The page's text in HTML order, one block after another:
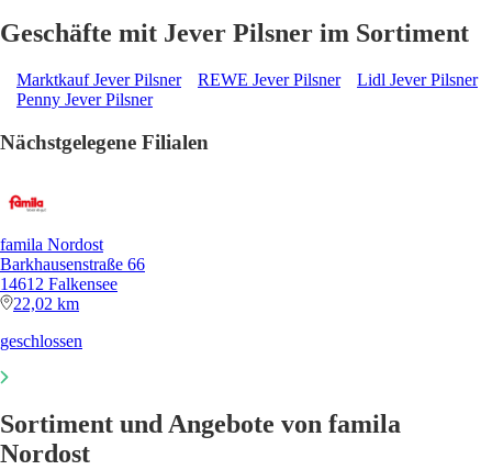
Geschäfte mit Jever Pilsner im Sortiment
Marktkauf Jever Pilsner REWE Jever Pilsner
Lidl Jever Pilsner
Penny Jever Pilsner
Nächstgelegene Filialen
famila Nordost
Barkhausenstraße 66
14612 Falkensee
22,02 km
geschlossen
Sortiment und Angebote von famila
Nordost